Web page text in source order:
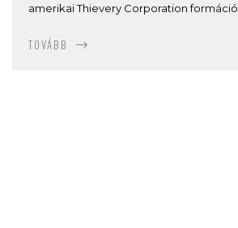
amerikai Thievery Corporation formáció.
TOVÁBB